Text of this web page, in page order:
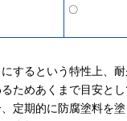
〇
するという特性上、
ためあくまで目安とし
定期的に防腐塗料を